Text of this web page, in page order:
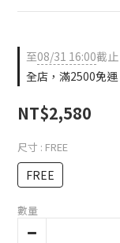
至08/31 16:00截止
全店，滿2500免運
NT$2,580
尺寸 : FREE
FREE
數量